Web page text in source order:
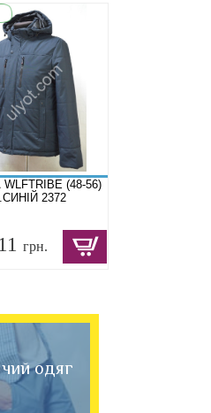
(48-56)
2372
грн.
одяг